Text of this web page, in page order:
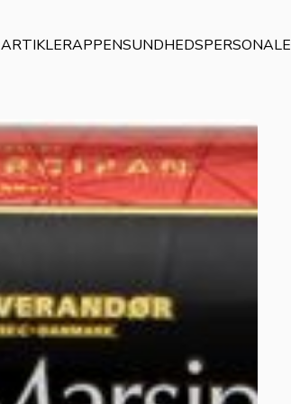
ARTIKLERAPPENSUNDHEDSPERSONALE